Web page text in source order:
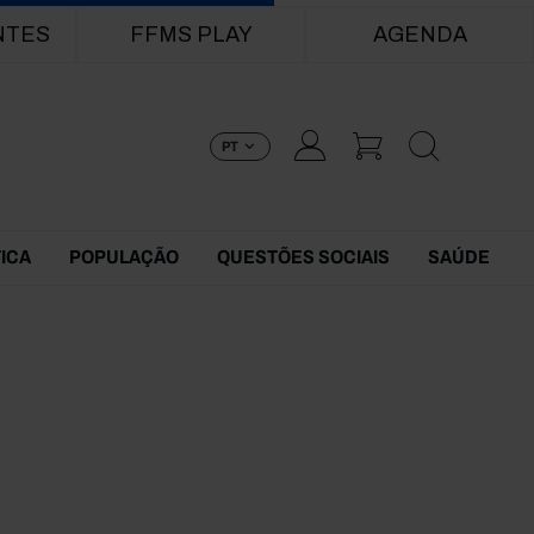
FFMS PLAY AGENDA
PT
POPULAÇÃO QUESTÕES SOCIAIS SAÚDE